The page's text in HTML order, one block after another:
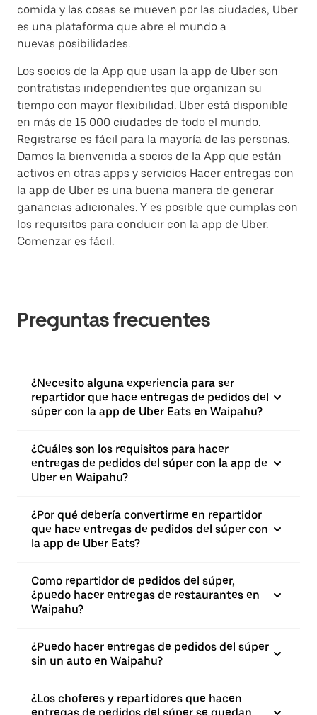
comida y las cosas se mueven por las ciudades, Uber
es una plataforma que abre el mundo a
nuevas posibilidades.
Los socios de la App que usan la app de Uber son
contratistas independientes que organizan su
tiempo con mayor flexibilidad. Uber está disponible
en más de 15 000 ciudades de todo el mundo.
Registrarse es fácil para la mayoría de las personas.
Damos la bienvenida a socios de la App que están
activos en otras apps y servicios Hacer entregas con
la app de Uber es una buena manera de generar
ganancias adicionales. Y es posible que cumplas con
los requisitos para conducir con la app de Uber.
Comenzar es fácil.
Preguntas frecuentes
¿Necesito alguna experiencia para ser
repartidor que hace entregas de pedidos del
súper con la app de Uber Eats en Waipahu?
¿Cuáles son los requisitos para hacer
entregas de pedidos del súper con la app de
Uber en Waipahu?
¿Por qué debería convertirme en repartidor
que hace entregas de pedidos del súper con
la app de Uber Eats?
Como repartidor de pedidos del súper,
¿puedo hacer entregas de restaurantes en
Waipahu?
¿Puedo hacer entregas de pedidos del súper
sin un auto en Waipahu?
¿Los choferes y repartidores que hacen